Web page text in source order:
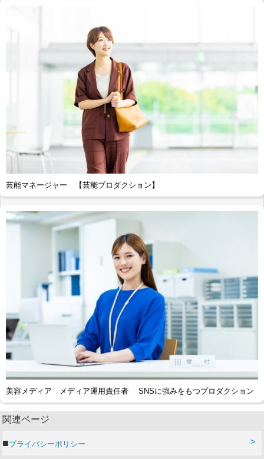
芸能マネージャー 【芸能プロダクション】
美容メディア メディア運用責任者 SNSに強みをもつプロダクション
関連ページ
プライバシーポリシー